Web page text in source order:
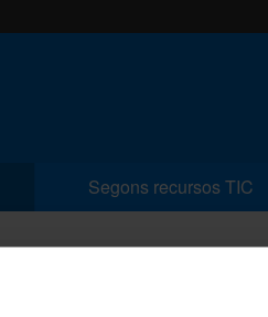
Segons recursos TIC